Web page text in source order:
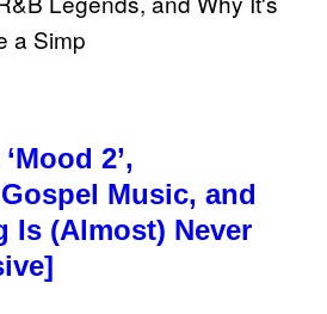
2’,
Music, and
Is (Almost) Never